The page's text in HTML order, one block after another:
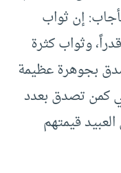
إن ثواب
وثواب كثرة
بجوهرة عظيمة
كمن تصدق بعدد
قيمتهم